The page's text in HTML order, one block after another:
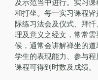
及示范当中进行。实习
和打坐。每一实习课程
际练习法会及仪式、拜
理及意义之经文，常常
候，通常会讲解禅坐的
学生的表现能力、参与
课程可得到时数及成绩。